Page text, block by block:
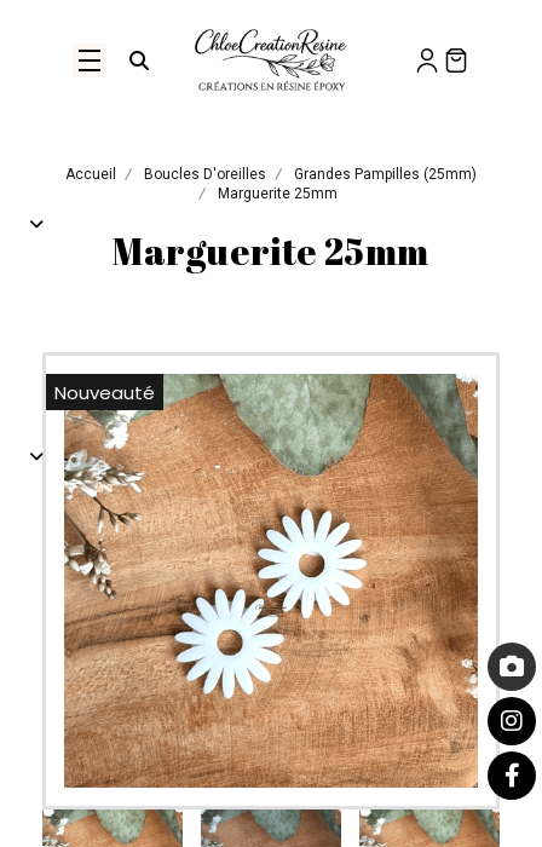
Ouvrir la recherche
Accueil Boucles D'oreilles
Grandes Pampilles (25mm)
Marguerite 25mm
Marguerite 25mm
Nouveauté